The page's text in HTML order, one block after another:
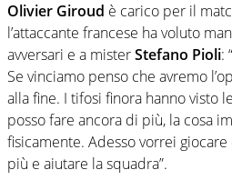
Olivier Giroud è carico per il
l’attaccante francese ha voluto
avversari e a misterStefano Pioli:
Se vinciamo penso che avremo
alla fine. I tifosi finora hanno visto
posso fare ancora di più, la cosa
fisicamente. Adesso vorrei
più e aiutare la squadra”.